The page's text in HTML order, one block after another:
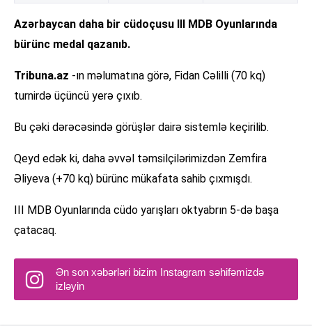
Azərbaycan daha bir cüdoçusu III MDB Oyunlarında
bürünc medal qazanıb.
Tribuna.az -ın məlumatına görə, Fidan Cəlilli (70 kq)
turnirdə üçüncü yerə çıxıb.
Bu çəki dərəcəsində görüşlər dairə sistemlə keçirilib.
Qeyd edək ki, daha əvvəl təmsilçilərimizdən Zemfira
Əliyeva (+70 kq) bürünc mükafata sahib çıxmışdı.
III MDB Oyunlarında cüdo yarışları oktyabrın 5-də başa
çatacaq.
Ən son xəbərləri bizim Instagram səhifəmizdə
izləyin